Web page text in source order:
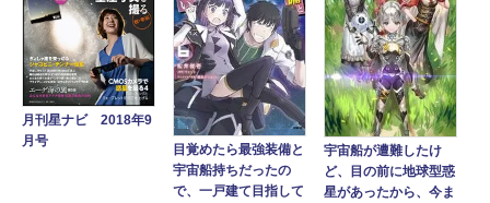
月刊星ナビ 2018年9
月号
目覚めたら最強装備と
宇宙船持ちだったの
で、一戸建て目指して
宇宙船が遭難したけ
ど、目の前に地球型惑
星があったから、今ま